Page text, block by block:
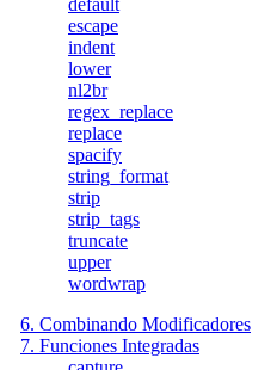
default
escape
indent
lower
nl2br
regex_replace
replace
spacify
string_format
strip
strip_tags
truncate
upper
wordwrap
6. Combinando Modificadores
7. Funciones Integradas